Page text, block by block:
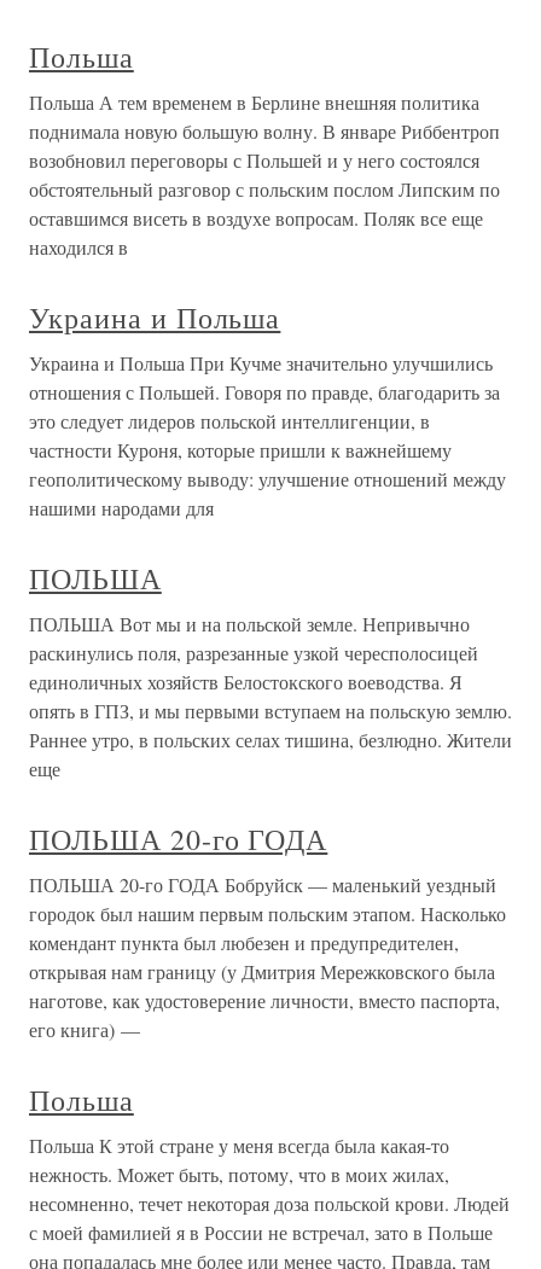
Польша
Польша А тем временем в Берлине внешняя политика
поднимала новую большую волну. В январе Риббентроп
возобновил переговоры с Польшей и у него состоялся
обстоятельный разговор с польским послом Липским по
оставшимся висеть в воздухе вопросам. Поляк все еще
находился в
Украина и Польша
Украина и Польша При Кучме значительно улучшились
отношения с Польшей. Говоря по правде, благодарить за
это следует лидеров польской интеллигенции, в
частности Куроня, которые пришли к важнейшему
геополитическому выводу: улучшение отношений между
нашими народами для
ПОЛЬША
ПОЛЬША Вот мы и на польской земле. Непривычно
раскинулись поля, разрезанные узкой чересполосицей
единоличных хозяйств Белостокского воеводства. Я
опять в ГПЗ, и мы первыми вступаем на польскую землю.
Раннее утро, в польских селах тишина, безлюдно. Жители
еще
ПОЛЬША 20-го ГОДА
ПОЛЬША 20-го ГОДА Бобруйск — маленький уездный
городок был нашим первым польским этапом. Насколько
комендант пункта был любезен и предупредителен,
открывая нам границу (у Дмитрия Мережковского была
наготове, как удостоверение личности, вместо паспорта,
его книга) —
Польша
Польша К этой стране у меня всегда была какая-то
нежность. Может быть, потому, что в моих жилах,
несомненно, течет некоторая доза польской крови. Людей
с моей фамилией я в России не встречал, зато в Польше
она попадалась мне более или менее часто. Правда, там